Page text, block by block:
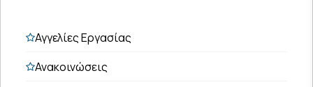
Αγγελίες Εργασίας
Ανακοινώσεις